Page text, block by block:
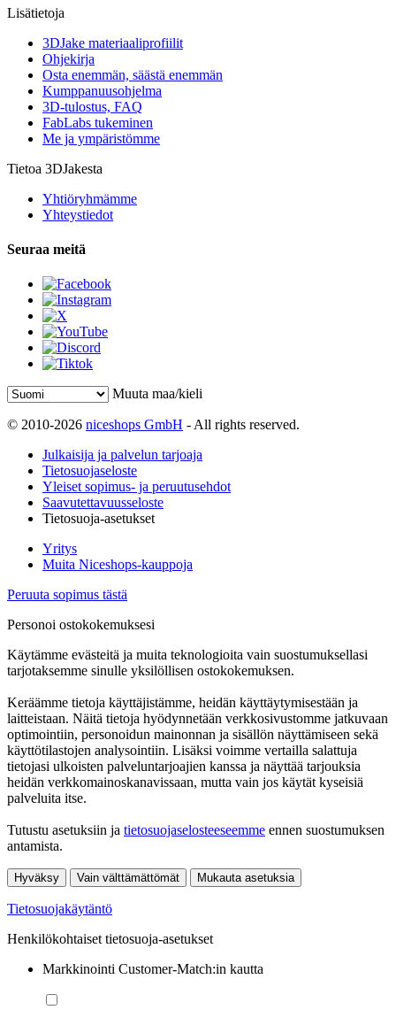
Lisätietoja
3DJake materiaaliprofiilit
Ohjekirja
Osta enemmän, säästä enemmän
Kumppanuusohjelma
3D-tulostus, FAQ
FabLabs tukeminen
Me ja ympäristömme
Tietoa 3DJakesta
Yhtiöryhmämme
Yhteystiedot
Seuraa meitä
Muuta maa/kieli
© 2010-2026 niceshops GmbH - All rights reserved.
Julkaisija ja palvelun tarjoaja
Tietosuojaseloste
Yleiset sopimus- ja peruutusehdot
Saavutettavuusseloste
Tietosuoja-asetukset
Yritys
Muita Niceshops-kauppoja
Peruuta sopimus tästä
Personoi ostokokemuksesi
Käytämme evästeitä ja muita teknologioita vain suostumuksellasi
tarjotaksemme sinulle yksilöllisen ostokokemuksen.
Keräämme tietoja käyttäjistämme, heidän käyttäytymisestään ja
laitteistaan. Näitä tietoja hyödynnetään verkkosivustomme jatkuvaan
optimointiin, personoidun mainonnan ja sisällön näyttämiseen sekä
käyttötilastojen analysointiin. Lisäksi voimme vertailla salattuja
tietojasi ulkoisten palveluntarjoajien kanssa ja näyttää tarjouksia
heidän verkkomainoskanavissaan, mutta vain jos käytät kyseisiä
palveluita itse.
Tutustu asetuksiin ja tietosuojaselosteeseemme ennen suostumuksen
antamista.
Hyväksy Vain välttämättömät Mukauta asetuksia
Tietosuojakäytäntö
Henkilökohtaiset tietosuoja-asetukset
Markkinointi Customer-Match:in kautta